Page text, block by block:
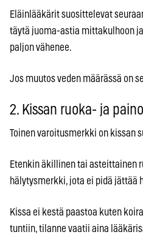
Eläinlääkärit suosittelevat
täytä juoma-astia mittakulhoon
paljon vähenee.
Jos muutos veden määrässä on
2. Kissan ruoka- ja
Toinen varoitusmerkki on kissan
Etenkin äkillinen tai asteittainen
hälytysmerkki, jota ei pidä jättää
Kissa ei kestä paastoa kuten
tuntiin, tilanne vaatii aina